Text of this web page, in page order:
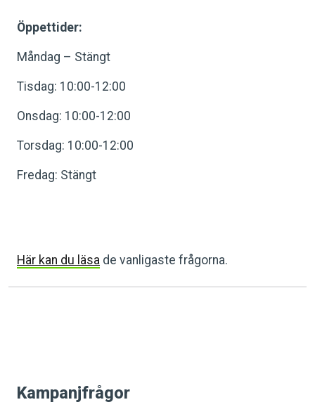
Öppettider:
Måndag – Stängt
Tisdag: 10:00-12:00
Onsdag: 10:00-12:00
Torsdag: 10:00-12:00
Fredag: Stängt
Här kan du läsa de vanligaste frågorna.
Kampanjfrågor